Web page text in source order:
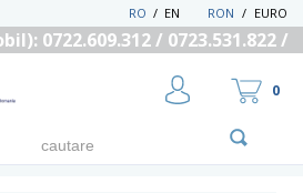
RON / EURO
EN
/
RO
0722.609.312 / 0723.531.822 /
0